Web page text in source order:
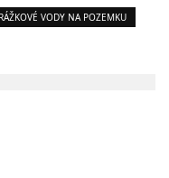
VODY NA POZEMKU